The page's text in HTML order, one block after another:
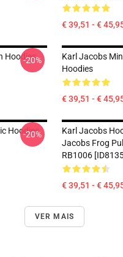
€ 39,51 - €
Hoodies
-20%
Karl Jacobs
Hoodies
€ 39,51 - €
Hoodies
-20%
Karl Jacobs
Jacobs Frog
RB1006
€ 39,51 - €
VER MAIS